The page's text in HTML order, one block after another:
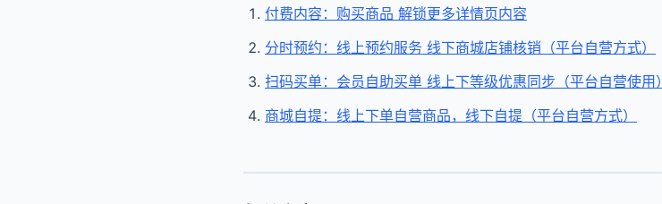
付费内容：购买商品 解锁更多详情页内容
分时预约：线上预约服务 线下商城店铺核销（平台自营方式）
扫码买单：会员自助买单 线上下等级优惠同步（平台自营使用）
商城自提：线上下单自营商品，线下自提（平台自营方式）